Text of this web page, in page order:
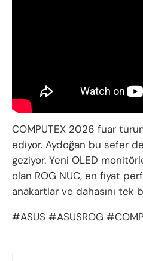
COMPUTEX 2026 fuar
ediyor. Aydoğan bu sefer de
geziyor. Yeni OLED
olan ROG NUC, en fiyat
anakartlar ve dahasını tek
#ASUS #ASUSROG